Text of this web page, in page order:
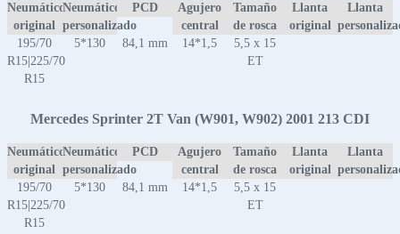
Neumático
original
Neumático
personalizado
PCD
Agujero
central
Tamaño
de rosca
Llanta
original
Llanta
195/70
R15|225/70
R15
5*130 84,1 mm 14*1,5
5,5 x 15
ET
Mercedes Sprinter 2T Van (W901, W902) 2001 213 CDI
Neumático
original
Neumático
personalizado
PCD
Agujero
central
Tamaño
de rosca
Llanta
original
Llanta
195/70
R15|225/70
R15
5*130 84,1 mm 14*1,5
5,5 x 15
ET